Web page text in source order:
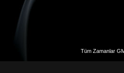
Tüm Zamanlar